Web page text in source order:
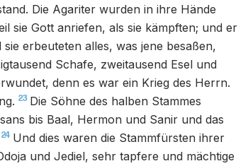
Die Agariter wurden in ihre Hände
sie Gott anriefen, als sie kämpften; und er
sie erbeuteten alles, was jene besaßen,
Schafe, zweitausend Esel und
denn es war ein Krieg des Herrn.
23 Die Söhne des halben Stammes
bis Baal, Hermon und Sanir und das
24 Und dies waren die Stammfürsten ihrer
und Jediel, sehr tapfere und mächtige